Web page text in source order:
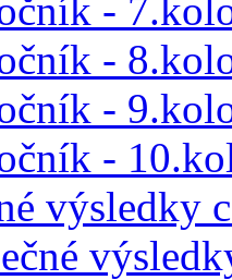
-
-
-
-
výsledky